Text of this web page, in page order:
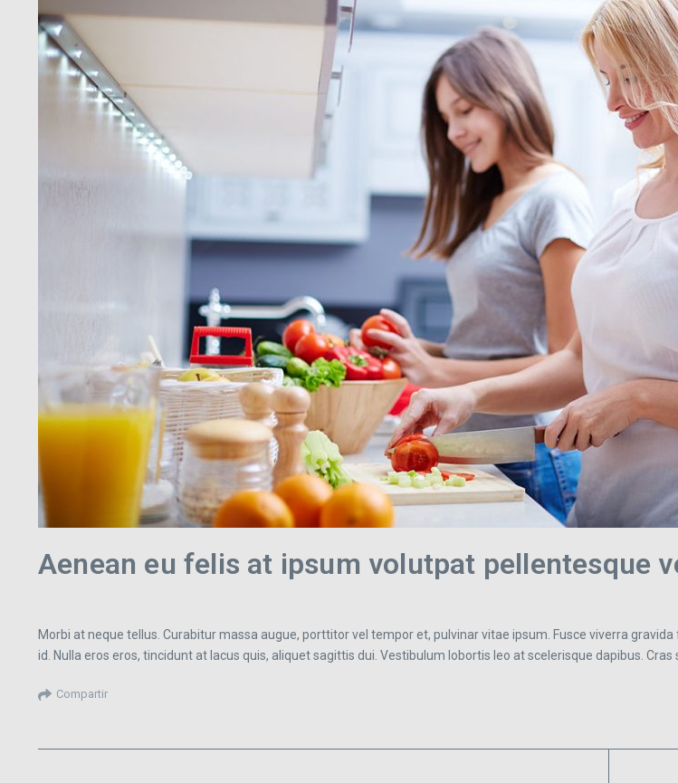
Aenean eu felis at ipsum volutpat pellentesque
Morbi at neque tellus. Curabitur massa augue, porttitor vel tempor et, pulvinar vitae ipsum. Fusce viverra
id. Nulla eros eros, tincidunt at lacus quis, aliquet sagittis dui. Vestibulum lobortis leo at scelerisque dapibus. Cras
Compartir